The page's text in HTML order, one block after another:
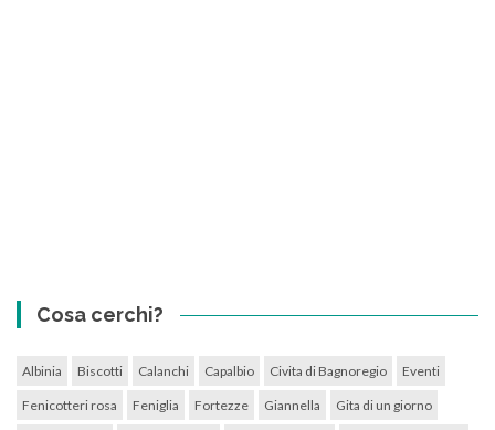
Cosa cerchi?
Albinia Biscotti Calanchi Capalbio Civita di Bagnoregio Eventi
Fenicotteri rosa Feniglia Fortezze Giannella Gita di un giorno